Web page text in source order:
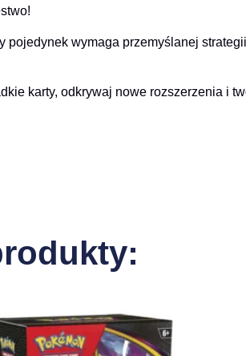
wymaga przemyślanej
karty, odkrywaj nowe rozszerzenia i